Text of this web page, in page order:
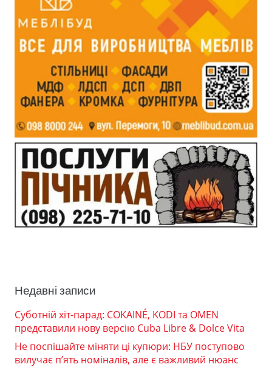
Недавні записи
Суботній хіт-парад: COKAINÉ, KODI та OMEN
представили нову версію Cuba Libre & Dolce Vita
Не поспішайте міняти ці купюри: НБУ поступово
вилучає п’ять номіналів, але є важливий нюанс